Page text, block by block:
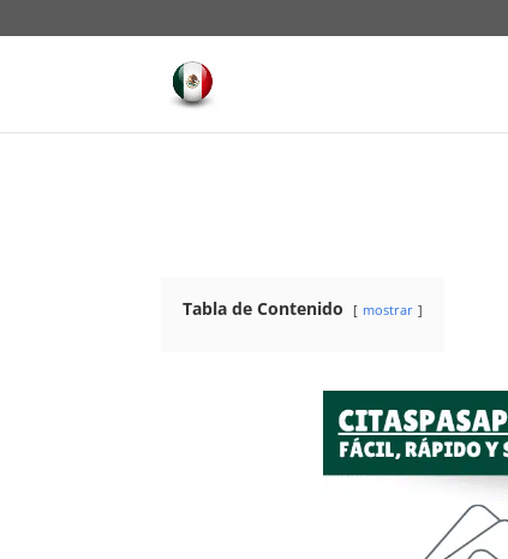
Tabla de Contenido mostrar